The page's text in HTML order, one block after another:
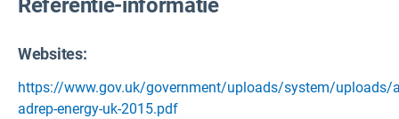
Referentie-informatie
Websites:
https://www.gov.uk/government/uploads/system/
adrep-energy-uk-2015.pdf